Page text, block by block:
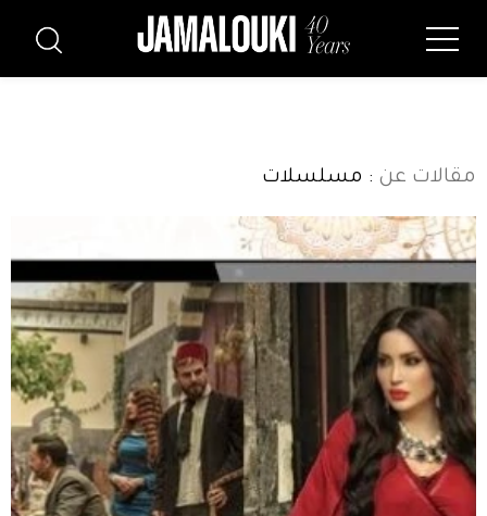
مقالات عن : مسلسلات